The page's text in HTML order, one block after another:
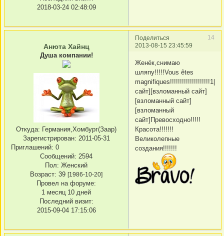
2018-03-24 02:48:09
Поделиться
14
2013-08-15 23:45:59
Анюта Хайнц
Душа компании!
Откуда: Германия,Хомбург(Заар)
Зарегистрирован: 2011-05-31
Приглашений: 0
Сообщений: 2594
Пол: Женский
Возраст: 39 [1986-10-20]
Провел на форуме:
1 месяц 10 дней
Последний визит:
2015-09-04 17:15:06
Женёк,снимаю
шляпу!!!!!Vous êtes
сайт][взломанный сайт]
[взломанный сайт]
[взломанный
сайт]Превосходно!!!!!
Красота!!!!!!!
Великолепные
создания!!!!!!!